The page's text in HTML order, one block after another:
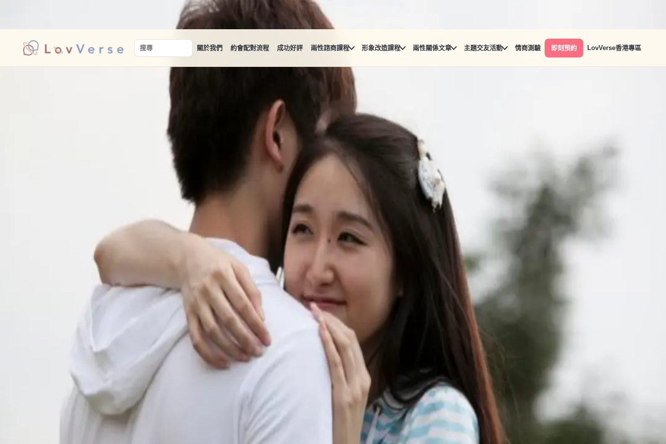
搜尋關鍵字
關於我們 約會配對流程 成功好評 兩性諮商課程 形象改造課程 兩性關係文章 主題交友活動 情商測驗 即刻預約 LovVerse香港專區
8個愛情心理測驗，破解你的MBTI、戀愛人格與愛情困擾！
現代人不僅生活節奏快，也出現迅速發展的「速食戀愛」，使得許多人越來越容易在感情世界中迷失，不知道自己想要的究竟是什麼...為此，我們精選了8個不可錯過的愛情心理測驗，幫助你
透過測驗快速掌握自己的愛情觀，了解你和另一半的戀愛人格，從而找到屬於你的幸福。
8個愛情心理測驗，破解你的MBTI、戀愛人格與愛情困擾！
現代人不僅生活節奏快，也出現迅速發展的「速食戀愛」，使得許多人越來越容易在感情世界中迷失，不知道自己想要的究竟是什麼...為此，我們精選了8個不可錯過的愛情心理測驗，幫助你
透過測驗快速掌握自己的愛情觀，了解你和另一半的戀愛人格，從而找到屬於你的幸福。